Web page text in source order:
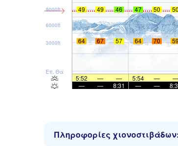
Επ. Θάλ
3000ft
6000ft
9000ft 49 49 46 47 50
64 67 57 64 70
5:52 — — 5:54 — —
—
— 8:31 — —
Πληροφορίες χιονοστιβάδων: